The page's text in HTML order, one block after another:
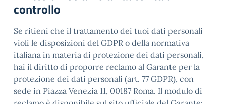
controllo
Se ritieni che il trattamento dei tuoi dati personali
violi le disposizioni del GDPR o della normativa
italiana in materia di protezione dei dati personali,
hai il diritto di proporre reclamo al Garante per la
protezione dei dati personali (art. 77 GDPR), con
sede in Piazza Venezia 11, 00187 Roma. Il modulo di